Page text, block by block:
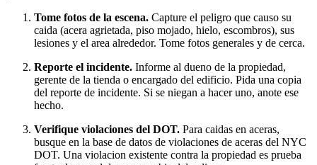
Tome fotos de la escena. Capture el peligro que causo su
caida (acera agrietada, piso mojado, hielo, escombros), sus
lesiones y el area alrededor. Tome fotos generales y de cerca.
Reporte el incidente. Informe al dueno de la propiedad,
gerente de la tienda o encargado del edificio. Pida una copia
del reporte de incidente. Si se niegan a hacer uno, anote ese
hecho.
Verifique violaciones del DOT. Para caidas en aceras,
busque en la base de datos de violaciones de aceras del NYC
DOT. Una violacion existente contra la propiedad es prueba